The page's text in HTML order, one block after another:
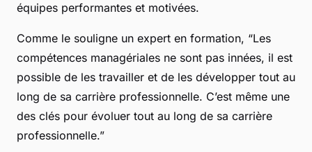
équipes performantes et motivées.
Comme le souligne un expert en formation, “Les
compétences managériales ne sont pas innées, il est
possible de les travailler et de les développer tout au
long de sa carrière professionnelle. C’est même une
des clés pour évoluer tout au long de sa carrière
professionnelle.”